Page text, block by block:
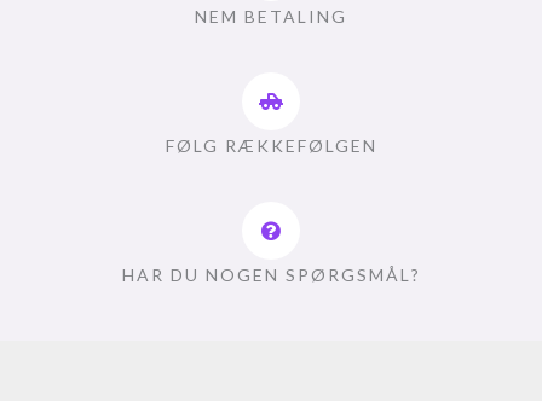
NEM BETALING
FØLG RÆKKEFØLGEN
HAR DU NOGEN SPØRGSMÅL?